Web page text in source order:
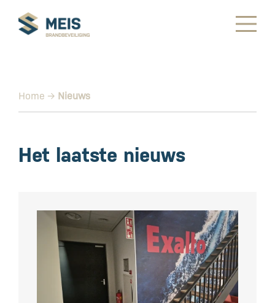
Home → Nieuws
Het laatste nieuws